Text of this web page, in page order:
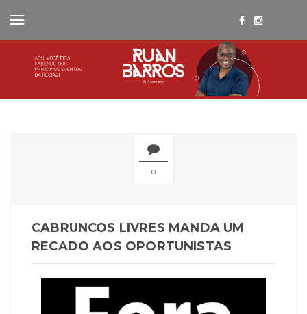
0
CABRUNCOS LIVRES MANDA UM
RECADO AOS OPORTUNISTAS